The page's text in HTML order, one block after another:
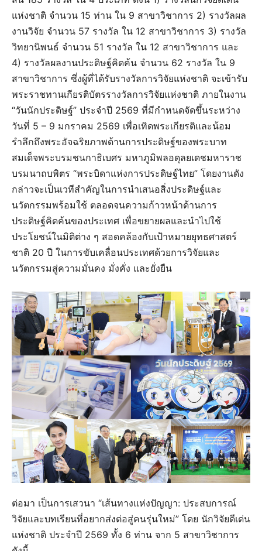
แห่งชาติ จำนวน 15 ท่าน ใน 9 สาขาวิชาการ 2) รางวัลผล
งานวิจัย จำนวน 57 รางวัล ใน 12 สาขาวิชาการ 3) รางวัล
วิทยานิพนธ์ จำนวน 51 รางวัล ใน 12 สาขาวิชาการ และ
4) รางวัลผลงานประดิษฐ์คิดค้น จำนวน 62 รางวัล ใน 9
สาขาวิชาการ ซึ่งผู้ที่ได้รับรางวัลการวิจัยแห่งชาติ จะเข้ารับ
พระราชทานเกียรติบัตรรางวัลการวิจัยแห่งชาติ ภายในงาน
“วันนักประดิษฐ์” ประจำปี 2569 ที่มีกำหนดจัดขึ้นระหว่าง
วันที่ 5 – 9 มกราคม 2569 เพื่อเทิดพระเกียรติและน้อม
รำลึกถึงพระอัจฉริยภาพด้านการประดิษฐ์ของพระบาท
สมเด็จพระบรมชนกาธิเบศร มหาภูมิพลอดุลยเดชมหาราช
บรมนาถบพิตร “พระบิดาแห่งการประดิษฐ์ไทย” โดยงานดัง
กล่าวจะเป็นเวทีสำคัญในการนำเสนอสิ่งประดิษฐ์และ
นวัตกรรมพร้อมใช้ ตลอดจนความก้าวหน้าด้านการ
ประดิษฐ์คิดค้นของประเทศ เพื่อขยายผลและนำไปใช้
ประโยชน์ในมิติต่าง ๆ สอดคล้องกับเป้าหมายยุทธศาสตร์
ชาติ 20 ปี ในการขับเคลื่อนประเทศด้วยการวิจัยและ
นวัตกรรมสู่ความมั่นคง มั่งคั่ง และยั่งยืน
ต่อมา เป็นการเสวนา “เส้นทางแห่งปัญญา: ประสบการณ์
วิจัยและบทเรียนที่อยากส่งต่อสู่คนรุ่นใหม่” โดย นักวิจัยดีเด่น
แห่งชาติ ประจำปี 2569 ทั้ง 6 ท่าน จาก 5 สาขาวิชาการ